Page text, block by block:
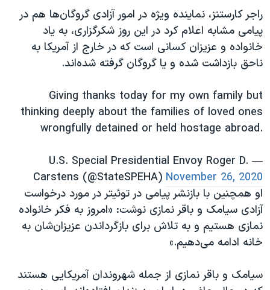
راجر کارستنز، نماینده ویژه در امور آزادی گروگان‌ها هم در
پیامی مشابه اعلام کرد در این روز شکرگزاری، به یاد
خانواده و عزیزان کسانی است که در خارج از آمریکا به
ناحق بازداشت شده و یا گروگان گرفته شده‌اند.
Giving thanks today for my own family but
thinking deeply about the families of loved ones
wrongfully detained or held hostage abroad.
— U.S. Special Presidential Envoy Roger D.
Carstens (@StateSPEHA) November 26, 2020
او همچنین با بازنشر پیامی در توئیتر در مورد درخواست
آزادی سیامک و باقر نمازی نوشت: «امروز به فکر خانواده
نمازی هستیم و به تلاش برای بازگرداندن عزیزان‌شان به
خانه ادامه می‌دهیم.»
سیامک و باقر نمازی از جمله شهروندان آمریکایی هستند